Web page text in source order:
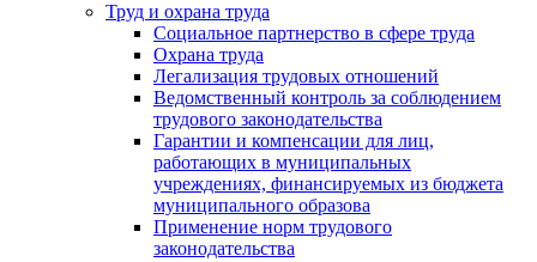
Труд и охрана труда
Социальное партнерство в сфере труда
Охрана труда
Легализация трудовых отношений
Ведомственный контроль за соблюдением
трудового законодательства
Гарантии и компенсации для лиц,
работающих в муниципальных
учреждениях, финансируемых из бюджета
муниципального образова
Применение норм трудового
законодательства